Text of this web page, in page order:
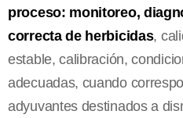
proceso: monitoreo,
correcta de herbicidas,
estable, calibración,
adecuadas, cuando
adyuvantes destinados a